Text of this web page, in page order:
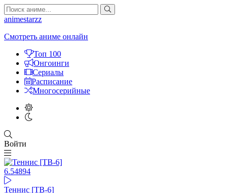
animestarzz
Смотреть аниме онлайн
Топ 100
Онгоинги
Сериалы
Расписание
Многосерийные
Войти
6.54894
Теннис [ТВ-6]